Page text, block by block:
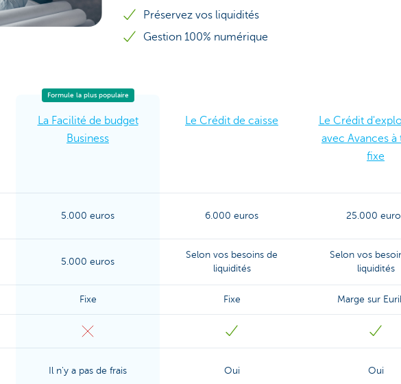
Préservez vos liquidités
Gestion 100% numérique
Formule la plus populaire
La Facilité de budget
Business
Le Crédit de caisse
Le Crédit
avec Avances à
fixe
5.000 euros 6.000 euros 25.000
5.000 euros
Selon vos besoins de
liquidités
Selon vos
liquidités
Fixe Fixe Marge sur
Il n'y a pas de frais Oui Oui